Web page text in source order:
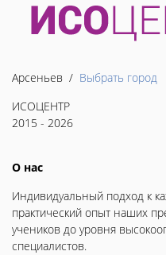
Арсеньев / Выбрать город
ИСОЦЕНТР
2015 - 2026
О нас
Индивидуальный подход к
практический опыт наших
учеников до уровня
специалистов.